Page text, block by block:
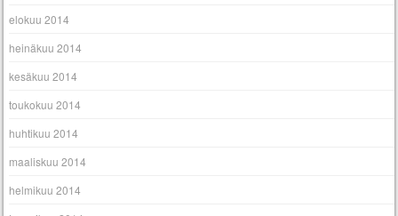
elokuu 2014
heinäkuu 2014
kesäkuu 2014
toukokuu 2014
huhtikuu 2014
maaliskuu 2014
helmikuu 2014